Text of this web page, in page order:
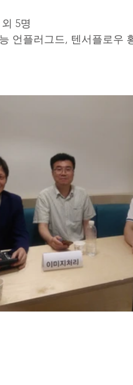
5명
언플러그드, 텐서플로우